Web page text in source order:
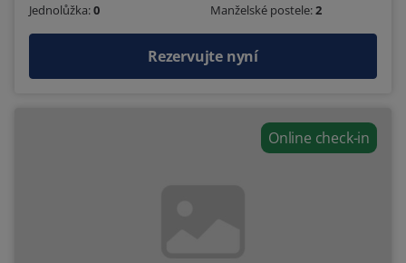
Jednolůžka:0 Manželské postele:2
Rezervujte nyní
Online check-in